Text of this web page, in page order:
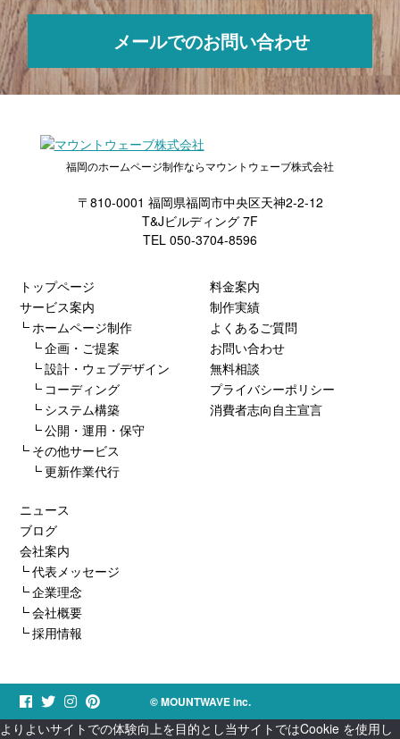
メールでのお問い合わせ
福岡のホームページ制作ならマウントウェーブ株式会社
〒810-0001 福岡県福岡市中央区天神2-2-12
T&Jビルディング 7F
TEL 050-3704-8596
トップページ
サービス案内
ホームページ制作
企画・ご提案
設計・ウェブデザイン
コーディング
システム構築
公開・運用・保守
その他サービス
更新作業代行
料金案内
制作実績
よくあるご質問
お問い合わせ
無料相談
プライバシーポリシー
消費者志向自主宣言
ニュース
ブログ
会社案内
代表メッセージ
企業理念
会社概要
採用情報
© MOUNTWAVE inc.
よりよいサイトでの体験向上を目的とし当サイトではCookie を使用し